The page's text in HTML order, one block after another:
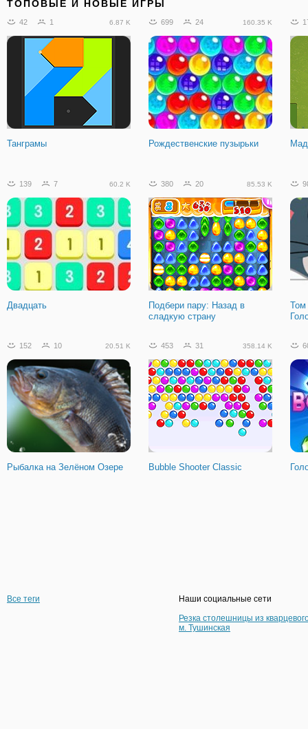
Поверь Мне, Я Справлюсь
Луни Тюнз Зимние
Головоломки
ТОПОВЫЕ И НОВЫЕ ИГРЫ
42 1 6.87 K
Танграмы
699 24 160.35 K
Рождественские пузырьки
139 7 60.2 K
Двадцать
380 20 85.53 K
Подбери пару: Назад в
сладкую страну
Том
152 10 20.51 K
Рыбалка на Зелёном Озере
453 31 358.14 K
Bubble Shooter Classic
Все теги
Наши социальные сети
Резка столешницы из
м. Тушинская